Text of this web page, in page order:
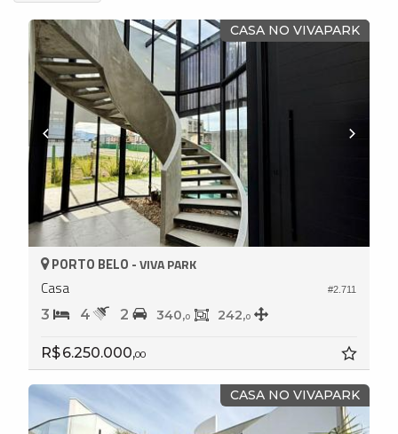
CASA NO VIVAPARK
#2.711
PORTO BELO -VIVA PARK
Casa
3 4 2 340,0 242,0
R$ 6.250.000,00
CASA NO VIVAPARK